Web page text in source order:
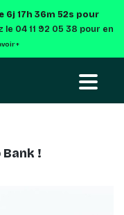
6j 17h 36m 51spour
le 04 11 92 05 38 pour en
+
!